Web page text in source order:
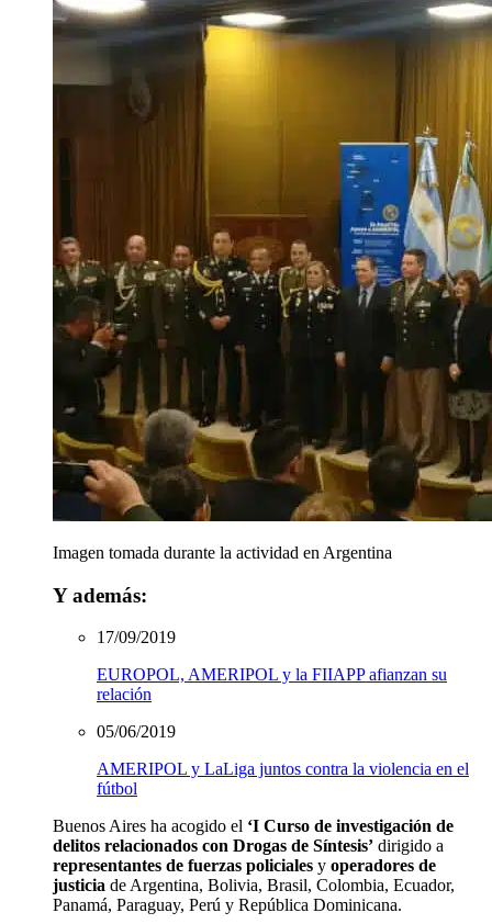
Imagen tomada durante la actividad en Argentina
Y además:
17/09/2019
EUROPOL, AMERIPOL y la FIIAPP afianzan su
relación
05/06/2019
AMERIPOL y LaLiga juntos contra la violencia en el
fútbol
Buenos Aires ha acogido el ‘I Curso de investigación de
delitos relacionados con Drogas de Síntesis’ dirigido a
representantes de fuerzas policiales y operadores de
justicia de Argentina, Bolivia, Brasil, Colombia, Ecuador,
Panamá, Paraguay, Perú y República Dominicana.